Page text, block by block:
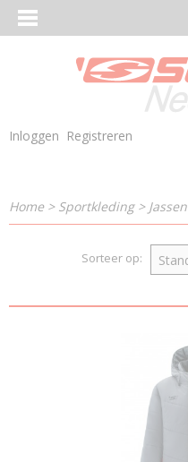
Inloggen Registreren
Home> Sportkleding> Jassen
Sorteer op: